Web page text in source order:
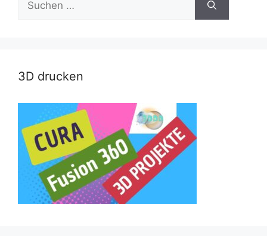
nach:
3D drucken